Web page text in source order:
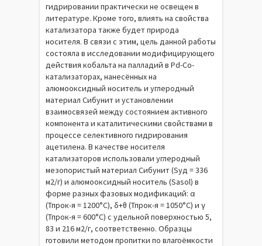
гидрировании практически не освещен в
литературе. Кроме того, влиять на свойства
катализатора также будет природа
носителя. В связи с этим, цель данной работы
состояла в исследовании модифицирующего
действия кобальта на палладий в Pd-Co-
катализаторах, нанесённых на
алюмооксидный носитель и углеродный
материал Сибунит и установлении
взаимосвязей между состоянием активного
компонента и каталитическими свойствами в
процессе селективного гидрирования
ацетилена. В качестве носителя
катализаторов использовали углеродный
мезопористый материал Сибунит (Sуд = 336
м2/г) и алюмооксидный носитель (Sasol) в
форме разных фазовых модификаций: α
(Тпрок-я = 1200°С), δ+θ (Тпрок-я = 1050°С) и γ
(Тпрок-я = 600°С) с удельной поверхностью 5,
83 и 216 м2/г, соответственно. Образцы
готовили методом пропитки по влагоёмкости